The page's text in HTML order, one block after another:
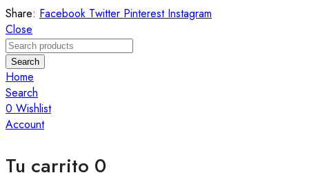
Share: Facebook Twitter Pinterest Instagram
Close
Search
Home
Search
0 Wishlist
Account
Tu carrito 0